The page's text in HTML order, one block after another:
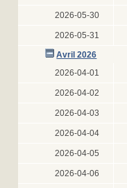
2026-05-30
2026-05-31
Avril 2026
2026-04-01
2026-04-02
2026-04-03
2026-04-04
2026-04-05
2026-04-06